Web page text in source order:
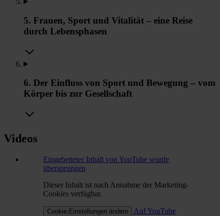
5. Frauen, Sport und Vitalität – eine Reise
durch Lebensphasen
6. Der Einfluss von Sport und Bewegung – vom
Körper bis zur Gesellschaft
Videos
Eingebetteter Inhalt von YouTube wurde
übersprungen
Dieser Inhalt ist nach Annahme der Marketing-
Cookies verfügbar.
Cookie-Einstellungen ändern Auf YouTube